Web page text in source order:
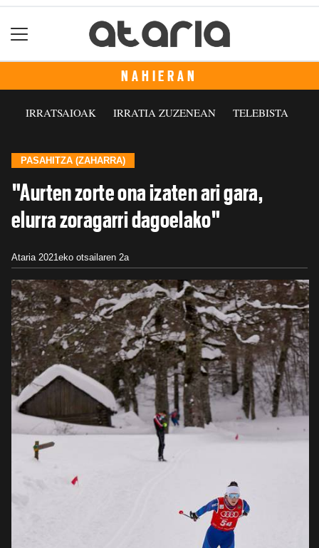
NAHIERAN
IRRATSAIOAK IRRATIA ZUZENEAN TELEBISTA
PASAHITZA (ZAHARRA)
"Aurten zorte ona izaten ari gara,
elurra zoragarri dagoelako"
Ataria 2021eko otsailaren 2a